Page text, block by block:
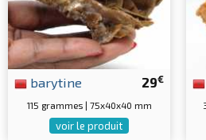
29€
barytine
115 grammes | 75x40x40 mm
voir le produit